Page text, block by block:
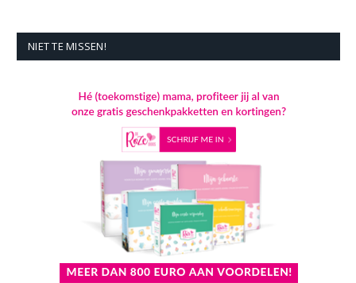
NIET TE MISSEN!